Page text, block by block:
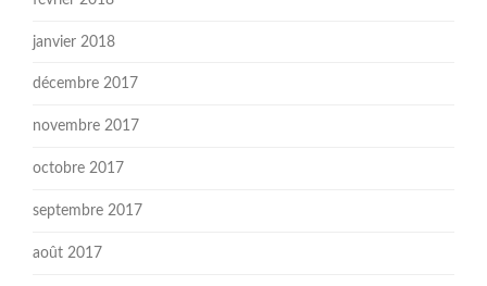
janvier 2018
décembre 2017
novembre 2017
octobre 2017
septembre 2017
août 2017